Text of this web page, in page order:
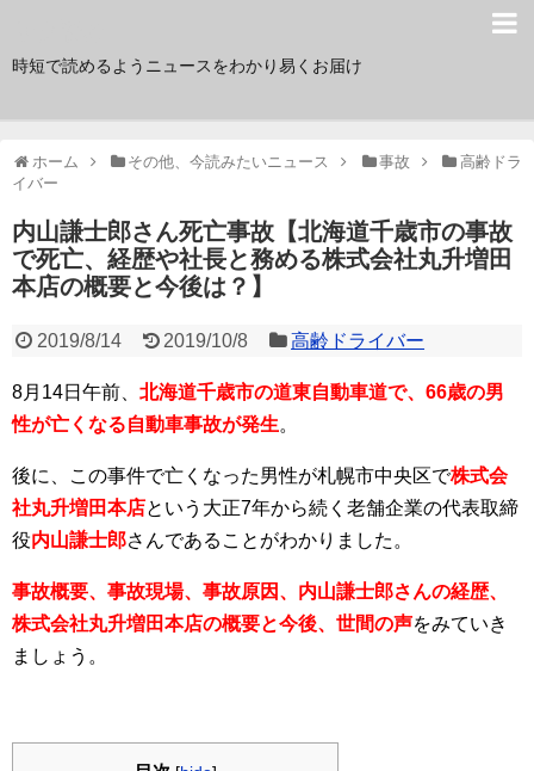
時短で読めるようニュースをわかり易くお届け
ホーム その他、今読みたいニュース 事故
高齢ドラ
イバー
内山謙士郎さん死亡事故【北海道千歳市の事故
で死亡、経歴や社長と務める株式会社丸升増田
本店の概要と今後は？】
2019/8/14 2019/10/8 高齢ドライバー
8月14日午前、 北海道千歳市の道東自動車道で、66歳の男
性が亡くなる自動車事故が発生。
後に、この事件で亡くなった男性が札幌市中央区で株式会
社丸升増田本店という大正7年から続く老舗企業の代表取締
役内山謙士郎さんであることがわかりました。
事故概要、事故現場、事故原因、内山謙士郎さんの経歴、
株式会社丸升増田本店の概要と今後、世間の声をみていき
ましょう。